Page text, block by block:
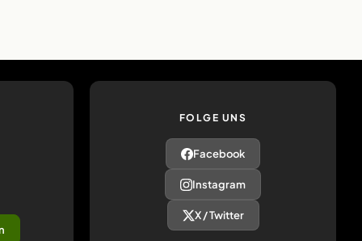
FOLGE UNS
Facebook
Instagram
X / Twitter